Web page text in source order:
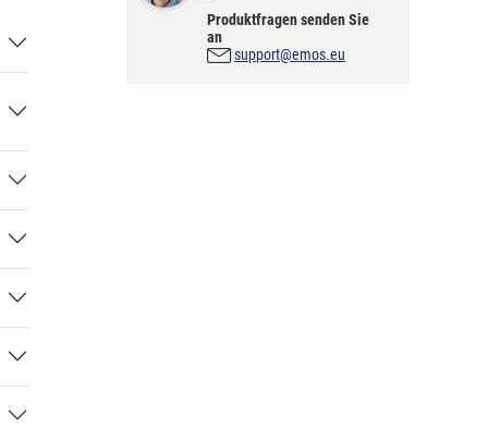
Produktfragen senden Sie
an
support@emos.eu